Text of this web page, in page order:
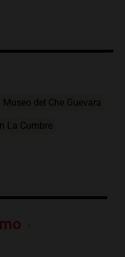
Museo del Che Guevara
La Cumbre